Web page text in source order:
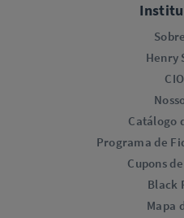
Henry
Catálogo
Programa de
Cupons
Black
Mapa